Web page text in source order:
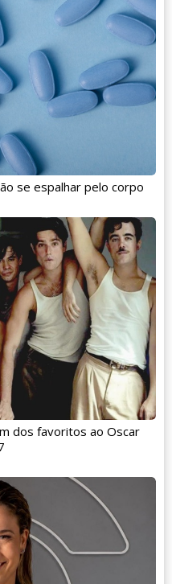
se espalhar pelo corpo
dos favoritos ao Oscar